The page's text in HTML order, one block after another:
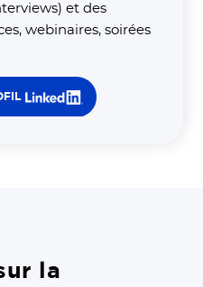
et des
webinaires, soirées
la